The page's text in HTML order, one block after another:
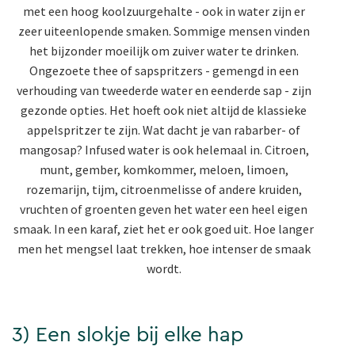
met een hoog koolzuurgehalte - ook in water zijn er
zeer uiteenlopende smaken. Sommige mensen vinden
het bijzonder moeilijk om zuiver water te drinken.
Ongezoete thee of sapspritzers - gemengd in een
verhouding van tweederde water en eenderde sap - zijn
gezonde opties. Het hoeft ook niet altijd de klassieke
appelspritzer te zijn. Wat dacht je van rabarber- of
mangosap? Infused water is ook helemaal in. Citroen,
munt, gember, komkommer, meloen, limoen,
rozemarijn, tijm, citroenmelisse of andere kruiden,
vruchten of groenten geven het water een heel eigen
smaak. In een karaf, ziet het er ook goed uit. Hoe langer
men het mengsel laat trekken, hoe intenser de smaak
wordt.
3) Een slokje bij elke hap